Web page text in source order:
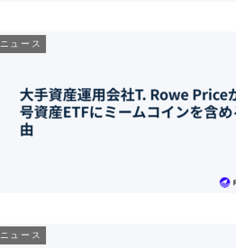
ニュース
ニュース